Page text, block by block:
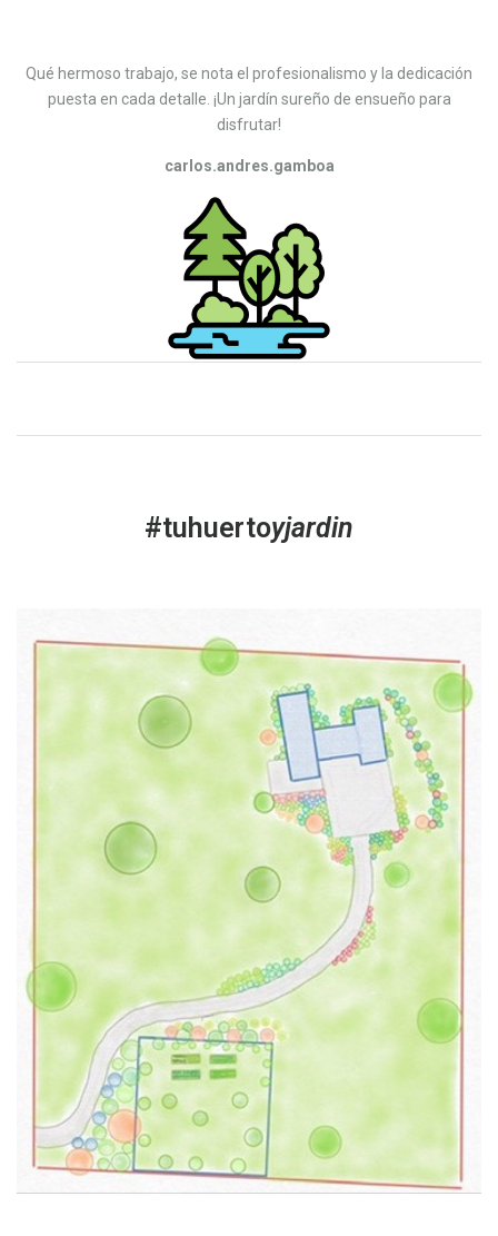
Qué hermoso trabajo, se nota el profesionalismo y la dedicación
puesta en cada detalle. ¡Un jardín sureño de ensueño para
disfrutar!
carlos.andres.gamboa
#tuhuertoyjardin